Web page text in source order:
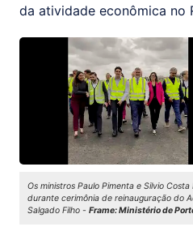
da atividade econômica no
Os ministros Paulo Pimenta e Silvio Costa
durante cerimônia de reinauguração do
Salgado Filho - Frame: Ministério de